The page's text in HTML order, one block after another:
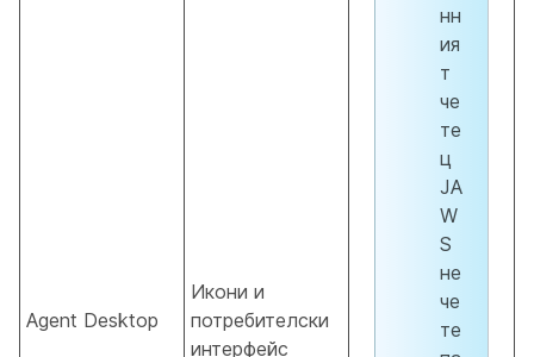
Agent Desktop
Икони и
потребителски
интерфейс
нн
ия
т
че
те
ц
JA
W
S
не
че
те